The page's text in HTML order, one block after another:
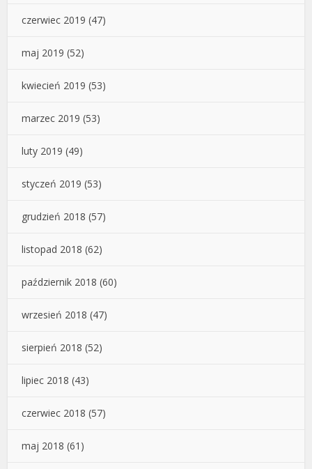
czerwiec 2019 (47)
maj 2019 (52)
kwiecień 2019 (53)
marzec 2019 (53)
luty 2019 (49)
styczeń 2019 (53)
grudzień 2018 (57)
listopad 2018 (62)
październik 2018 (60)
wrzesień 2018 (47)
sierpień 2018 (52)
lipiec 2018 (43)
czerwiec 2018 (57)
maj 2018 (61)